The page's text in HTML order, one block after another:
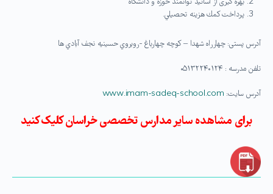
پرداخت كمك هزينه تحصيلي.
آدرس پستی: چهارراه شهدا – كوچه چهارباغ -روبروي حسينيه نجف آبادي ها
تلفن مدرسه : ۰۵۱۳۲۲۴۰۱۲۴
آدرس سایت: www.imam-sadeq-school.com
برای مشاهده سایر مدارس تخصصی خراسان کلیک کنید